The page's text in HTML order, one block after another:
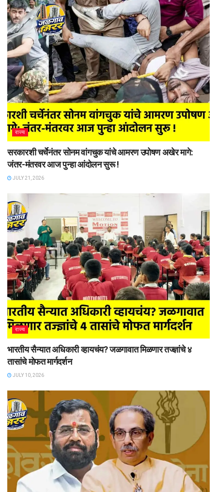
राज्य
सरकारशी चर्चेनंतर सोनम वांगचुक यांचे आमरण उपोषण अखेर मागे:
जंतर-मंतरवर आज पुन्हा आंदोलन सुरू !
JULY 21, 2026
राज्य
भारतीय सैन्यात अधिकारी व्हायचंय? जळगावात मिळणार तज्ज्ञांचे ४
तासांचे मोफत मार्गदर्शन
JULY 10, 2026